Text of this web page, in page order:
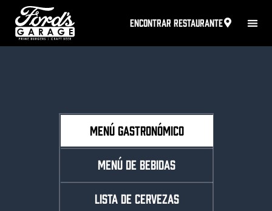
ENCONTRAR RESTAURANTE
MENÚ GASTRONÓMICO
MENÚ DE BEBIDAS
LISTA DE CERVEZAS